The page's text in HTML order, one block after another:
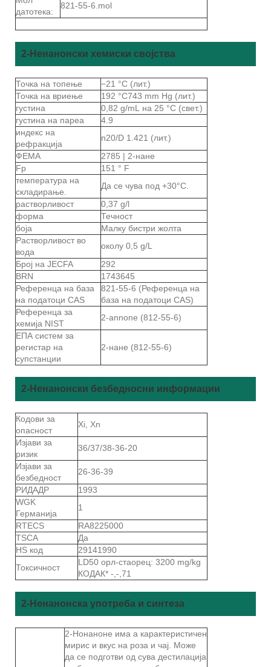
датотека:
821-55-6.mol
2-Ненанонски хемиски својства
Точка на топење
−21 °C (лит.)
Точка на вриење
192 °C743 mm Hg (лит.)
густина
0,82 g/mL на 25 °C (свет.)
густина на пареа
4.9
индекс на
рефракција
n20/D 1.421 (лит.)
ФЕМА
2785 | 2-нане
Fp
151 ° F
температура на
складирање.
Да се ​​чува под +30°C.
растворливост
0,37 g/l
форма
Течност
боја
Малку бистри жолта
Растворливост во
вода
околу 0,5 g/L
Број на JECFA
292
BRN
1743645
Референца на база
на податоци CAS
821-55-6 (Референца на
база на податоци CAS)
Референца за
хемија NIST
2-annone (812-55-6)
ЕПА систем за
регистар на
супстанции
2-нане (812-55-6)
2-Ненанонски безбедносни информации
Кодови за
опасност
Xi, Xn
Изјави за
ризик
36/37/38-36-20
Изјави за
безбедност
26-36-39
РИДАДР
1993
WGK
Германија
1
RTECS
RA8225000
TSCA
Да
HS код
29141990
Токсичност
LD50 орл-стаорец: 3200 mg/kg
КОДАК* -,-,71
2-Ненанонска употреба и синтеза
2-Нонаноне има а карактеристичен
мирис и вкус на роза и чај. Може
да се подготви од сува дестилација